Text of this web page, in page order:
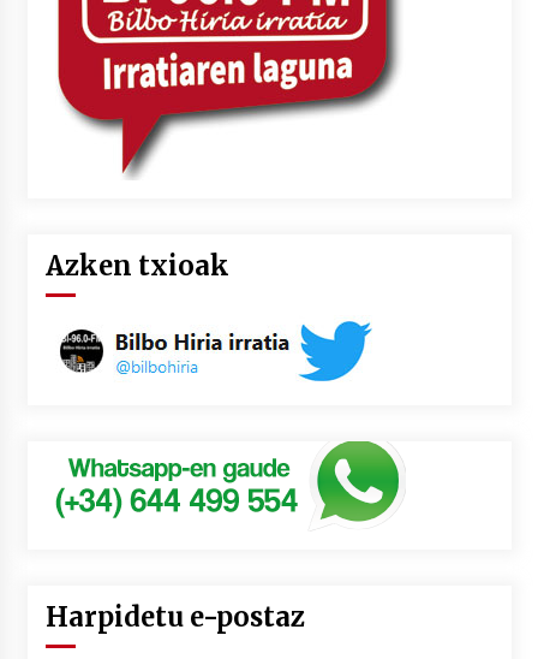
Azken txioak
Harpidetu e-postaz